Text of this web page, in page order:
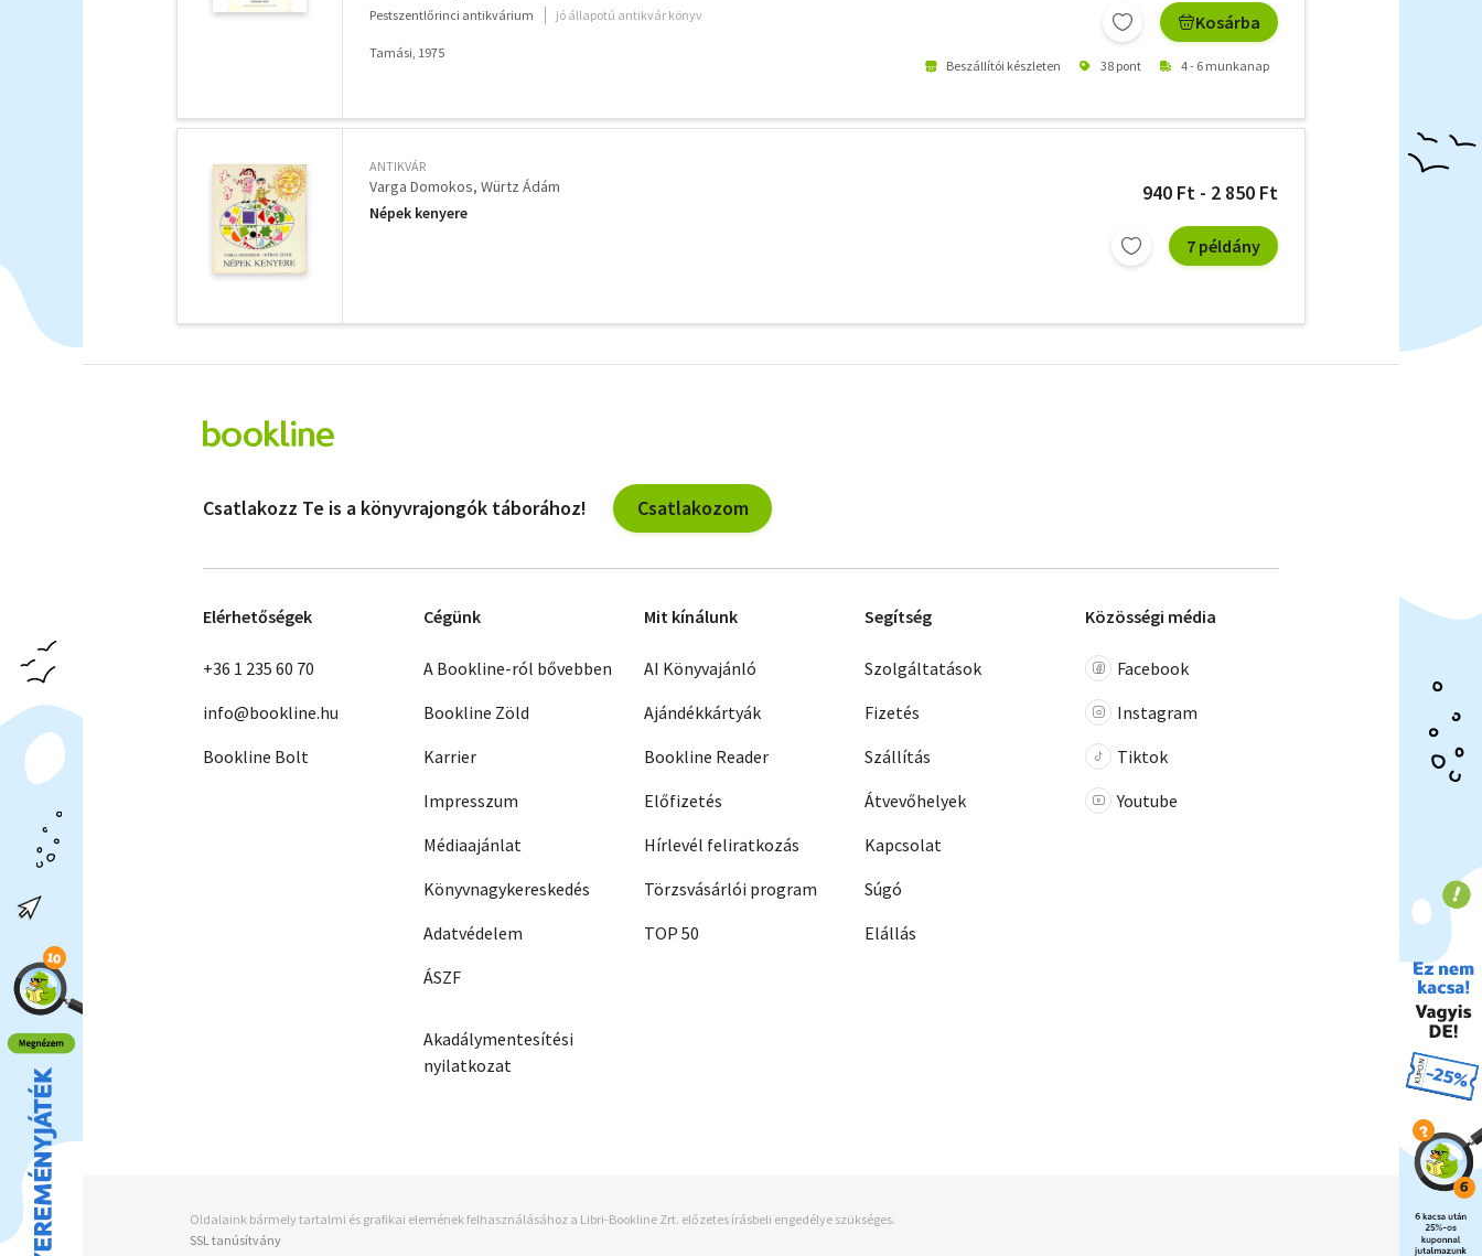
Pestszentlőrinci antikvárium jó állapotú antikvár könyv
Tamási, 1975
Kosárba
Beszállítói készleten 38 pont 4 - 6 munkanap
ANTIKVÁR
Varga Domokos Würtz Ádám
Népek kenyere
940 Ft - 2 850 Ft
7 példány
szűrők
Csatlakozz Te is a könyvrajongók táborához! Csatlakozom
Elérhetőségek
+36 1 235 60 70
info@bookline.hu
Bookline Bolt
Cégünk
A Bookline-ról bővebben
Bookline Zöld
Karrier
Impresszum
Médiaajánlat
Könyvnagykereskedés
Adatvédelem
ÁSZF
Akadálymentesítési
nyilatkozat
Mit kínálunk
AI Könyvajánló
Ajándékkártyák
Bookline Reader
Előfizetés
Hírlevél feliratkozás
Törzsvásárlói program
TOP 50
Segítség
Szolgáltatások
Fizetés
Szállítás
Átvevőhelyek
Kapcsolat
Súgó
Elállás
Közösségi média
Facebook
Instagram
Tiktok
Youtube
Oldalaink bármely tartalmi és grafikai elemének felhasználásához a Libri-Bookline Zrt. előzetes írásbeli engedélye szükséges.
SSL tanúsítvány